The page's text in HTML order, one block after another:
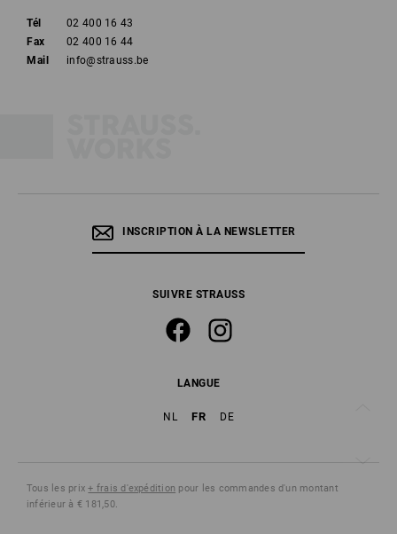
Tél
02 400 16 43
Fax
02 400 16 44
Mail
info@strauss.be
INSCRIPTION À LA NEWSLETTER
SUIVRE STRAUSS
LANGUE
NL FR DE
Tous les prix+ frais d'expédition pour les commandes d'un montant
inférieur à € 181,50.